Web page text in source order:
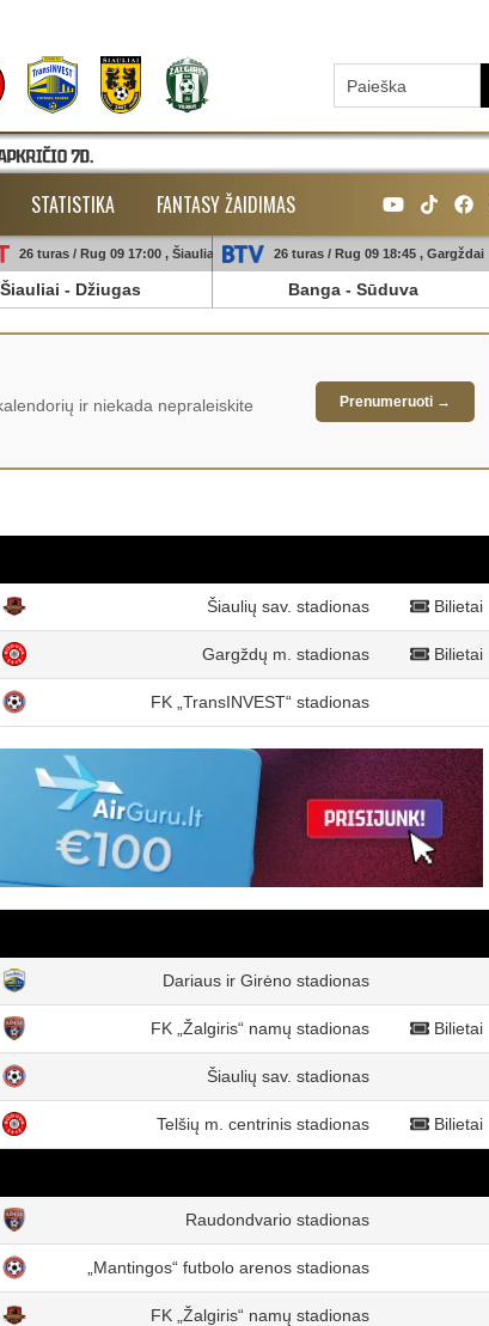
STATISTIKA FANTASY ŽAIDIMAS
26 turas / Rug 09 17:00 , Šiauliai
Šiauliai - Džiugas
26 turas / Rug 09 18:45 , Gargždai
Banga - Sūduva
ir niekada nepraleiskite
Prenumeruoti →
Šiaulių sav. stadionas Bilietai
Gargždų m. stadionas Bilietai
FK „TransINVEST“ stadionas
Dariaus ir Girėno stadionas
FK „Žalgiris“ namų stadionas Bilietai
Šiaulių sav. stadionas
Telšių m. centrinis stadionas Bilietai
Raudondvario stadionas
„Mantingos“ futbolo arenos stadionas
FK „Žalgiris“ namų stadionas